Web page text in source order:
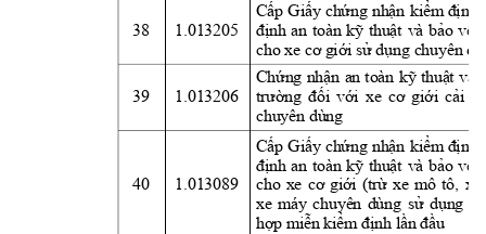
38 1.013205
Cấp Giấy chứng nhận kiểm định,
định an toàn kỹ thuật và bảo vệ
cho xe cơ giới sử dụng chuyên
39 1.013206
Chứng nhận an toàn kỹ thuật và
trường đối với xe cơ giới cải
chuyên dùng
40 1.013089
Cấp Giấy chứng nhận kiểm định,
định an toàn kỹ thuật và bảo vệ
cho xe cơ giới (trừ xe mô tô, xe
xe máy chuyên dùng sử dụng
hợp miễn kiểm định lần đầu